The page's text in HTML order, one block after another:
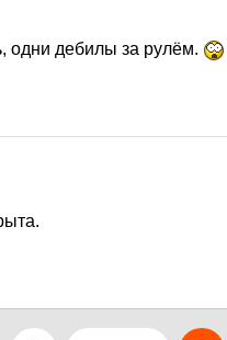
одни дебилы за рулём.